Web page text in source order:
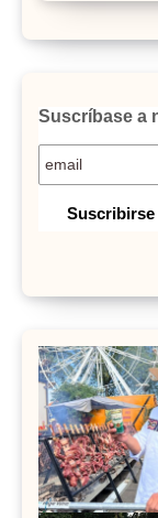
Suscríbase a